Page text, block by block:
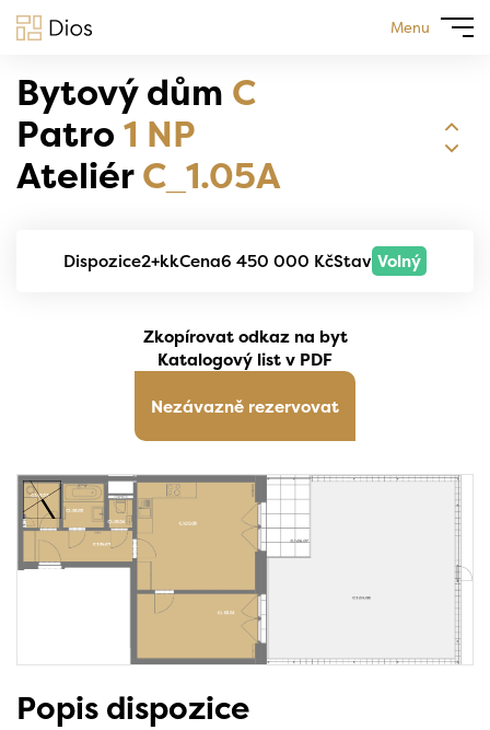
Menu
Bytový dům C
Patro 1 NP
AteliérC_1.05A
Dispozice2+kkCena6 450 000 KčStav Volný
Zkopírovat odkaz na byt
Katalogový list v PDF
Nezávazně rezervovat
Popis dispozice